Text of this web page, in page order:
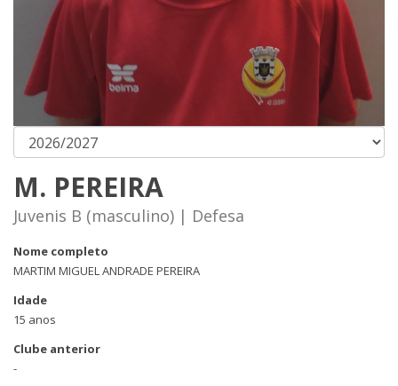
M. PEREIRA
Juvenis B (masculino) | Defesa
Nome completo
MARTIM MIGUEL ANDRADE PEREIRA
Idade
15 anos
Clube anterior
-